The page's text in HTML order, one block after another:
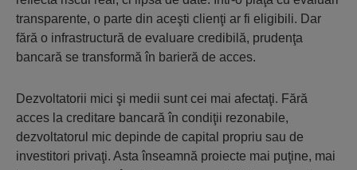
transparente, o parte din aceşti clienţi ar fi eligibili. Dar
fără o infrastructură de evaluare credibilă, prudenţa
bancară se transformă în barieră de acces.
Dezvoltatorii mici şi medii sunt cei mai afectaţi. Fără
acces la creditare bancară în condiţii rezonabile,
dezvoltatorul mic depinde de capital propriu sau de
investitori privaţi. Asta înseamnă proiecte mai puţine, mai